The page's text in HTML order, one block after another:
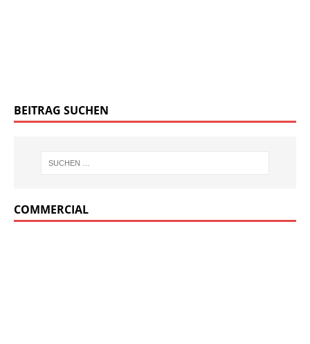
BEITRAG SUCHEN
COMMERCIAL